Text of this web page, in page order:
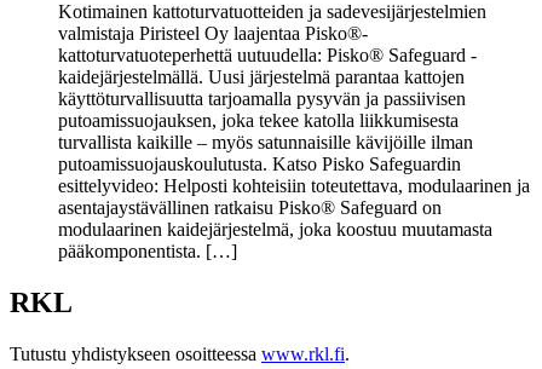
Kotimainen kattoturvatuotteiden ja sadevesijärjestelmien
valmistaja Piristeel Oy laajentaa Pisko®-
kattoturvatuoteperhettä uutuudella: Pisko® Safeguard -
kaidejärjestelmällä. Uusi järjestelmä parantaa kattojen
käyttöturvallisuutta tarjoamalla pysyvän ja passiivisen
putoamissuojauksen, joka tekee katolla liikkumisesta
turvallista kaikille – myös satunnaisille kävijöille ilman
putoamissuojauskoulutusta. Katso Pisko Safeguardin
esittelyvideo: Helposti kohteisiin toteutettava, modulaarinen ja
asentajaystävällinen ratkaisu Pisko® Safeguard on
modulaarinen kaidejärjestelmä, joka koostuu muutamasta
pääkomponentista. […]
RKL
Tutustu yhdistykseen osoitteessa www.rkl.fi.